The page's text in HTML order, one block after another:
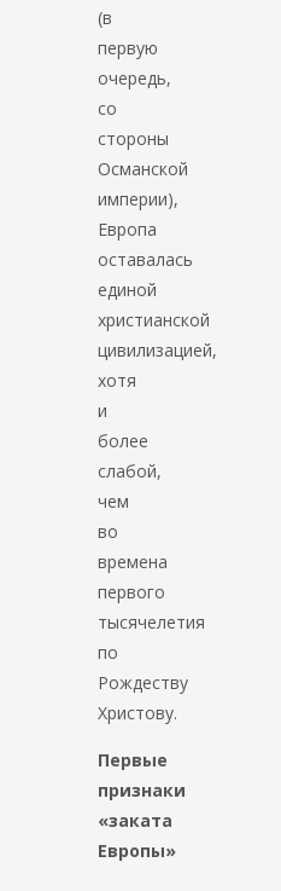
(в
первую
очередь,
со
стороны
Османской
империи),
Европа
оставалась
единой
христианской
цивилизацией,
хотя
и
более
слабой,
чем
во
времена
первого
тысячелетия
по
Рождеству
Христову.
Первые
признаки
«заката
Европы»